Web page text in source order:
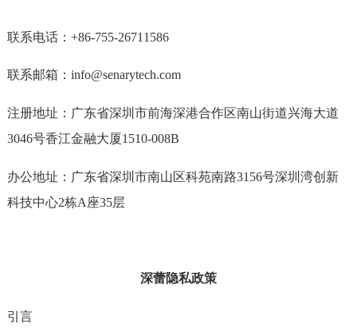
联系电话：+86-755-26711586
联系邮箱：info@senarytech.com
注册地址：广东省深圳市前海深港合作区南山街道兴海大道
3046号香江金融大厦1510-008B
办公地址：广东省深圳市南山区科苑南路3156号深圳湾创新
科技中心2栋A座35层
深蕾隐私政策
引言